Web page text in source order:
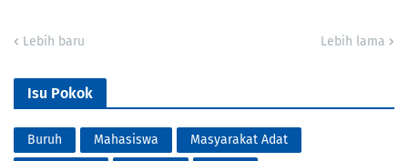
Lebih baru Lebih lama
Isu Pokok
Buruh Mahasiswa
Masyarakat Adat